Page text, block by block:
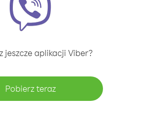
jeszcze aplikacji Viber?
Pobierz teraz